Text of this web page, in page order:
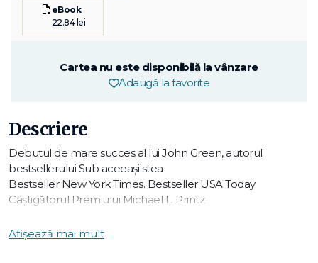
eBook
22.84 lei
Cartea nu este disponibilă la vânzare
Adaugă la favorite
Descriere
Debutul de mare succes al lui John Green, autorul
bestsellerului Sub aceeaşi stea
Bestseller New York Times. Bestseller USA Today
Câștigătorul Premiului Michael L. Printz
Afișează mai mult